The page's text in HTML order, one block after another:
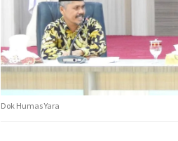
Dok Humas Yara